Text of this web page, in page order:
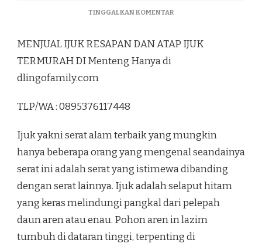
TINGGALKAN KOMENTARPADA
RESAPAN
MENJUAL IJUK RESAPAN DAN ATAP IJUK
TERMURAH DI Menteng Hanya di
dlingofamily.com
TLP/WA : 0895376117448
Ijuk yakni serat alam terbaik yang mungkin
hanya beberapa orang yang mengenal seandainya
serat ini adalah serat yang istimewa dibanding
dengan serat lainnya. Ijuk adalah selaput hitam
yang keras melindungi pangkal dari pelepah
daun aren atau enau. Pohon aren in lazim
tumbuh di dataran tinggi, terpenting di